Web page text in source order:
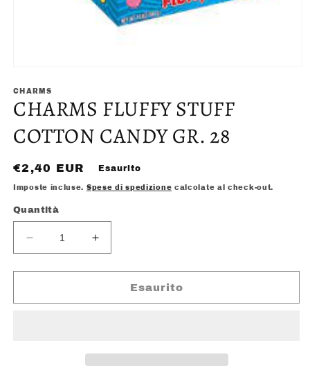
multimediali
1
in
modale
CHARMS
CHARMS FLUFFY STUFF
COTTON CANDY GR. 28
Prezzo
di
€2,40 EUR Esaurito
Imposte incluse. Spese di spedizione calcolate al check-out.
Quantità
Diminuisci
quantità
per
FLUFFY
Aumenta
quantità
per
CHARMS
FLUFFY
Esaurito